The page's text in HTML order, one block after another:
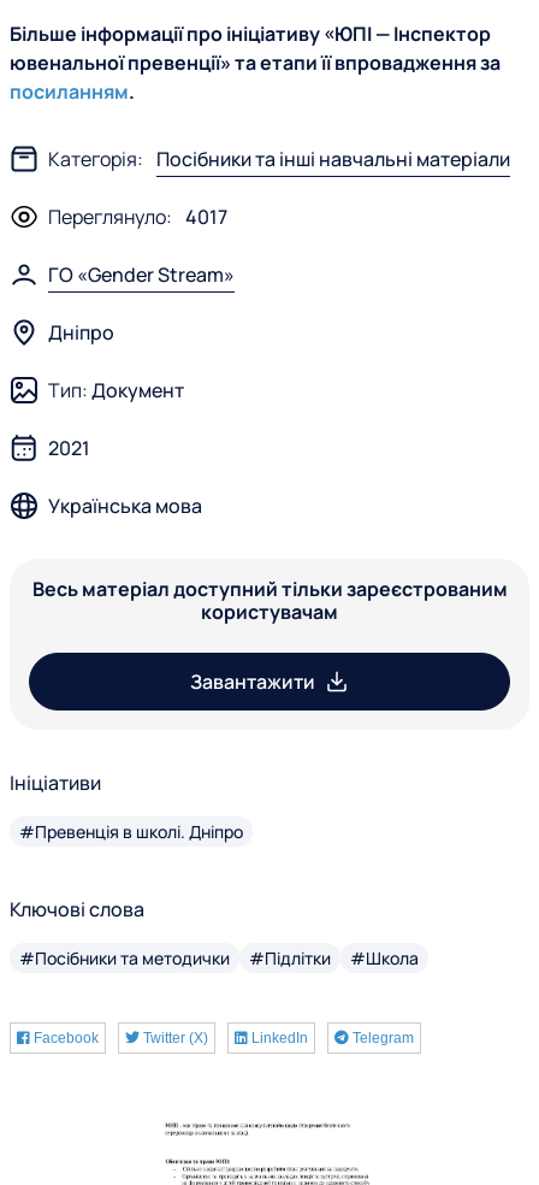
Більше інформації про ініціативу «ЮПІ — Інспектор
ювенальної превенції» та етапи її впровадження за
посиланням.
Категорія: Посібники та інші навчальні матеріали
Переглянуло: 4017
ГО «Gender Stream»
Дніпро
Тип:Документ
2021
Українська мова
Весь матеріал доступний тільки зареєстрованим
користувачам
Завантажити
Ініціативи
#Превенція в школі. Дніпро
Ключові слова
#Посібники та методички #Підлітки #Школа
Facebook Twitter (X) LinkedIn Telegram